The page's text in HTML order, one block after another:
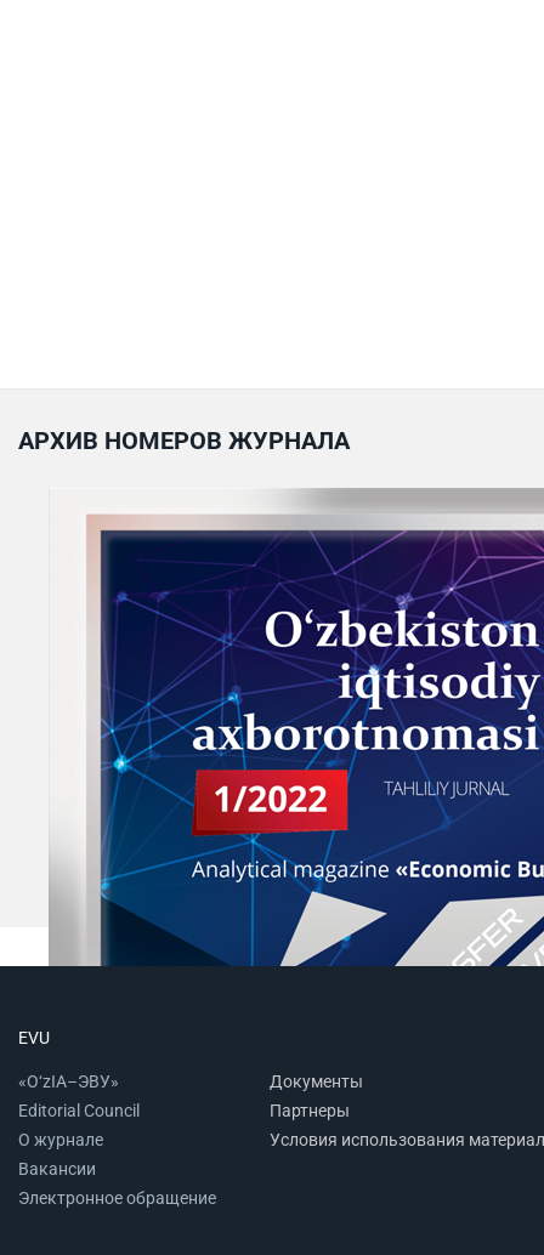
АРХИВ НОМЕРОВ ЖУРНАЛА
EVU
«O‘zIA–ЭВУ»
Editorial Council
О журнале
Вакансии
Электронное обращение
Документы
Партнеры
Условия использования